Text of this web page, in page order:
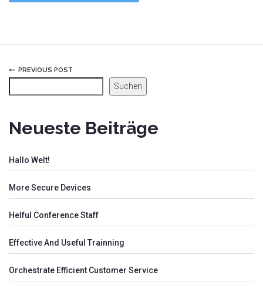
PREVIOUS POST
Suchen
Neueste Beiträge
Hallo Welt!
More Secure Devices
Helful Conference Staff
Effective And Useful Trainning
Orchestrate Efficient Customer Service